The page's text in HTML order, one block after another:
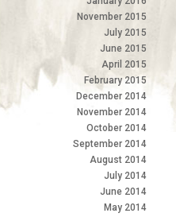
November 2015
July 2015
June 2015
April 2015
February 2015
December 2014
November 2014
October 2014
September 2014
August 2014
July 2014
June 2014
May 2014